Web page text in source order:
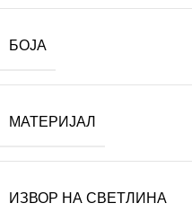
БОЈА
МАТЕРИЈАЛ
ИЗВОР НА СВЕТЛИНА